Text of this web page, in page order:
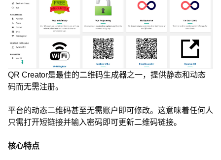
QR Creator是最佳的二维码生成器之一，提供静态和动态
码而无需注册。
平台的动态二维码甚至无需账户即可修改。这意味着任何人
只需打开短链接并输入密码即可更新二维码链接。
核心特点